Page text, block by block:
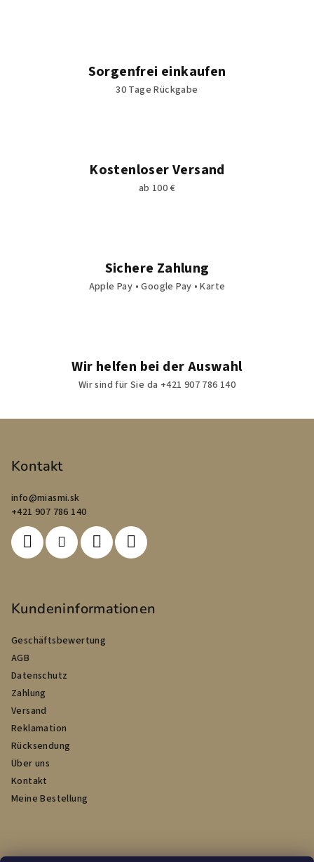
Sorgenfrei einkaufen
30 Tage Rückgabe
Kostenloser Versand
ab 100 €
Sichere Zahlung
Apple Pay • Google Pay • Karte
Wir helfen bei der Auswahl
Wir sind für Sie da +421 907 786 140
Kontakt
info@miasmi.sk
+421 907 786 140
Kundeninformationen
Geschäftsbewertung
AGB
Datenschutz
Zahlung
Versand
Reklamation
Rücksendung
Über uns
Kontakt
Meine Bestellung